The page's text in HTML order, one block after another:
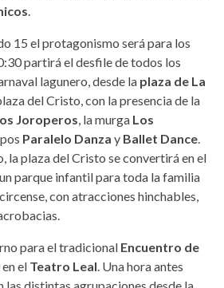
15 el protagonismo será para los
partirá el desfile de todos los
lagunero, desde la plaza de La
del Cristo, con la presencia de la
Joroperos , la murga Los
Paralelo Danza y Ballet Dance
la plaza del Cristo se convertirá en el
, un parque infantil para toda la familia
con atracciones hinchables,
para el tradicional Encuentro de
en el Teatro Leal . Una hora antes
las distintas agrupaciones desde la